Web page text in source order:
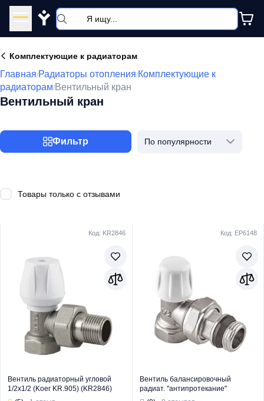
Y
Комплектующие к радиаторам
Главная/Радиаторы отопления/Комплектующие к
радиаторам/Вентильный кран
Вентильный кран
Фильтр По популярности
Товары только с отзывами
Код: KR2846
Вентиль радиаторный угловой
1/2x1/2 (Koer KR.905) (KR2846)
Код: EP6148
Вентиль балансировочный
радиат. "антипротекание"
Europroduct EP.0532 - 1/2x1/2" FM